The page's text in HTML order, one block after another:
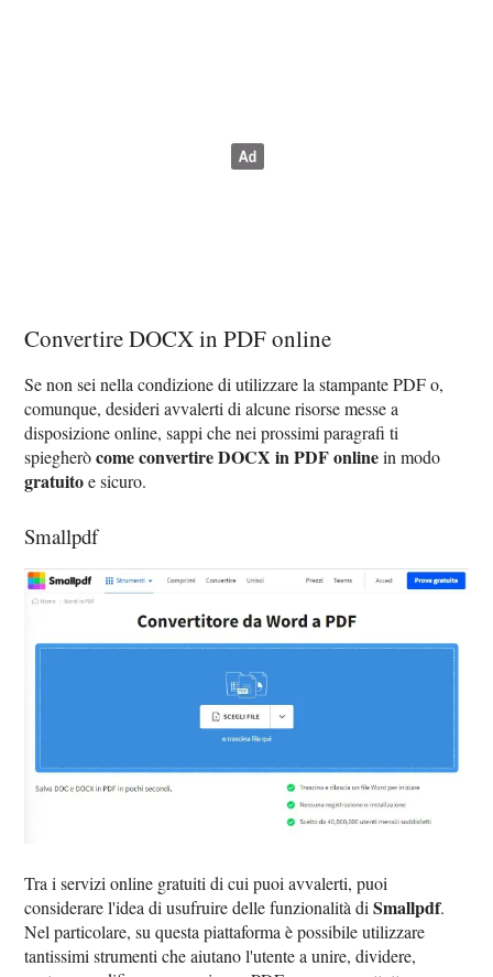
Convertire DOCX in PDF online
Se non sei nella condizione di utilizzare la stampante PDF o,
comunque, desideri avvalerti di alcune risorse messe a
disposizione online, sappi che nei prossimi paragrafi ti
spiegheròcome convertire DOCX in PDF onlinein modo
gratuitoe sicuro.
Smallpdf
Tra i servizi online gratuiti di cui puoi avvalerti, puoi
considerare l'idea di usufruire delle funzionalità diSmallpdf.
Nel particolare, su questa piattaforma è possibile utilizzare
tantissimi strumenti che aiutano l'utente a unire, dividere,